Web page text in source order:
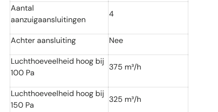
Aantal
aanzuigaansluitingen
4
Achter aansluiting Nee
Luchthoeveelheid hoog bij
100 Pa
375 m³/h
Luchthoeveelheid hoog bij
150 Pa
325 m³/h